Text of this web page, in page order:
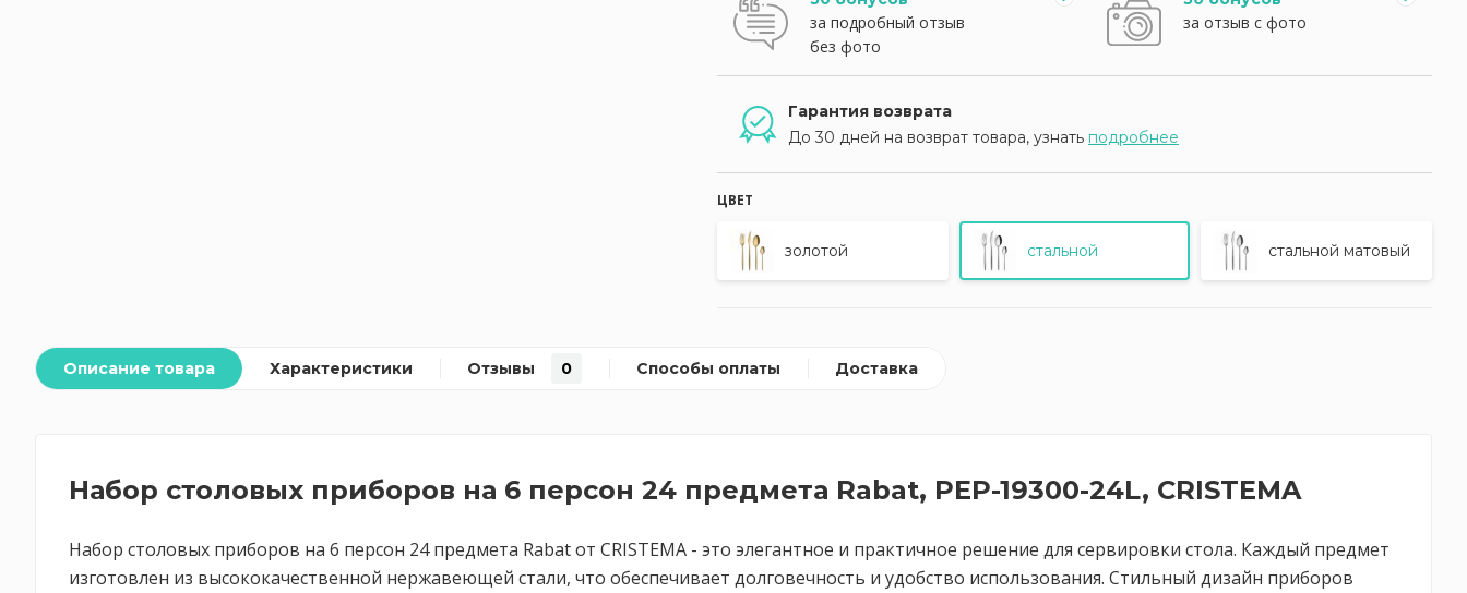
за подробный отзыв
без фото
за отзыв с фото
Гарантия возврата
До 30 дней на возврат товара, узнать подробнее
ЦВЕТ
золотой стальной стальной матовый
Описание товара Характеристики Отзывы 0 Способы оплаты Доставка
Набор столовых приборов на 6 персон 24 предмета Rabat, PEP-19300-24L, CRISTEMA
Набор столовых приборов на 6 персон 24 предмета Rabat от CRISTEMA - это элегантное и практичное решение для сервировки стола. Каждый предмет
изготовлен из высококачественной нержавеющей стали, что обеспечивает долговечность и удобство использования. Стильный дизайн приборов